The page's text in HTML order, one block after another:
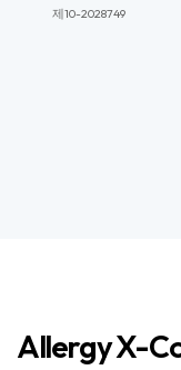
제10-2028749​
Allergy X-